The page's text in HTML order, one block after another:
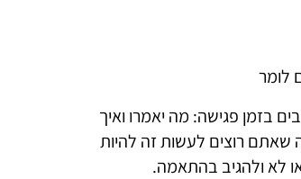
בזמן פגישה: מה יאמרו ואיך
שאתם רוצים לעשות זה להיות
לא ולהגיב בהתאמה.